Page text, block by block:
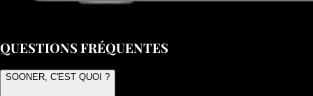
QUESTIONS FRÉQUENTES
SOONER, C'EST QUOI ?